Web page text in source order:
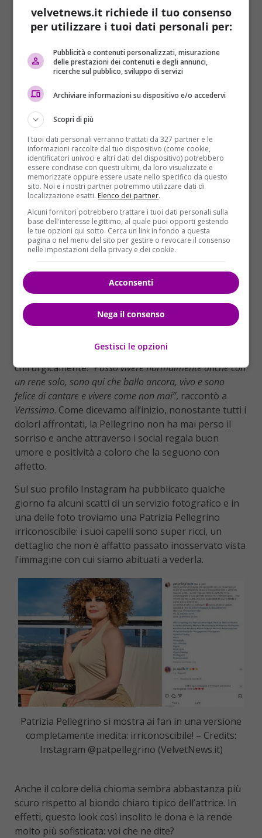
Patrizia Pellegrino lascia tutti di stucco: avete visto
cosa ha fatto ai capelli? – Credits: Instagram
@patpellegrino (VelvetNews.it)
che le è stato quindi asportato
chirurgicamente:“Posso vivere normalmente anche con
un rene solo, sono qui che ballo ancora, vivo e sono
felice di cantare e vivere come non mai”, raccontò a
Verissimo. Come dicevamo all’inizio, nonostante tutti i
dolori affrontati, la Pellegrino non ha mai perso il
sorriso e anche attraverso i social regala buon
umore e positività a coloro che la seguono con
affetto.
Sul suo profilo Instagram ha pubblicato qualche
giorno fa alcuni scatti di un servizio fotografico e in
una delle foto troviamo una Patrizia Pellegrino
irriconoscibile: i suoi capelli sono super ricci, un
dettaglio che non è affatto passato inosservato vista
l’immagine con cui siamo abituati a vederla.
Patrizia Pellegrino si mostra ai fan in una versione
completamente inedita: irriconoscibile! – Credits:
Instagram @patpellegrino (VelvetNews.it)
Anche il colore della chioma sembra abbastanza più
scuro rispetto al biondo chiaro tipico dell’attrice. In
effetti, questo look così insolito le dona e la rende
molto più sofisticata: voi che ne dite?
velvetnews.it richiede il tuo consenso
per utilizzare i tuoi dati personali per:
Pubblicità e contenuti personalizzati, misurazione
delle prestazioni dei contenuti e degli annunci,
ricerche sul pubblico, sviluppo di servizi
Archiviare informazioni su dispositivo e/o accedervi
Scopri di più
I tuoi dati personali verranno trattati da 327 partner e le
informazioni raccolte dal tuo dispositivo (come cookie,
identificatori univoci e altri dati del dispositivo) potrebbero
essere condivise con questi ultimi, da loro visualizzate e
memorizzate oppure essere usate nello specifico da questo
sito. Noi e i nostri partner potremmo utilizzare dati di
localizzazione esatti. Elenco dei partner.
Alcuni fornitori potrebbero trattare i tuoi dati personali sulla
base dell'interesse legittimo, al quale puoi opporti gestendo
le tue opzioni qui sotto. Cerca un link in fondo a questa
pagina o nel menu del sito per gestire o revocare il consenso
nelle impostazioni della privacy e dei cookie.
Acconsenti
Nega il consenso
Gestisci le opzioni